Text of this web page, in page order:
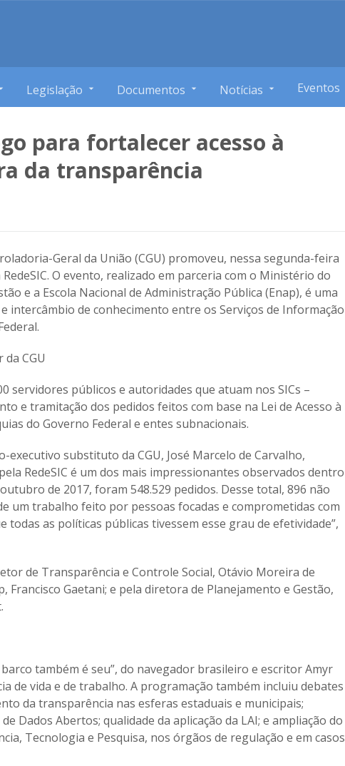
Legislação Documentos Notícias Eventos
para fortalecer acesso à
da transparência
Geral da União (CGU) promoveu, nessa segunda-feira
. O evento, realizado em parceria com o Ministério do
e a Escola Nacional de Administração Pública (Enap), é uma
intercâmbio de conhecimento entre os Serviços de Informação
CGU
servidores públicos e autoridades que atuam nos SICs –
e tramitação dos pedidos feitos com base na Lei de Acesso à
do Governo Federal e entes subnacionais.
substituto da CGU, José Marcelo de Carvalho,
RedeSIC é um dos mais impressionantes observados dentro
de 2017, foram 548.529 pedidos. Desse total, 896 não
um trabalho feito por pessoas focadas e comprometidas com
todas as políticas públicas tivessem esse grau de efetividade”,
de Transparência e Controle Social, Otávio Moreira de
Francisco Gaetani; e pela diretora de Planejamento e Gestão,
também é seu”, do navegador brasileiro e escritor Amyr
de vida e de trabalho. A programação também incluiu debates
da transparência nas esferas estaduais e municipais;
Dados Abertos; qualidade da aplicação da LAI; e ampliação do
Tecnologia e Pesquisa, nos órgãos de regulação e em casos